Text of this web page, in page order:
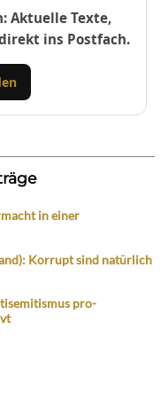
Aktuelle Texte,
ins Postfach.
in einer
Korrupt sind natürlich
pro-